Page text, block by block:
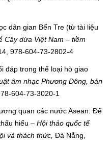
dân gian Bến Tre (từ tài liệu
Cây dừa Việt Nam – tiềm
978-604-73-2802-4
đáp trong thể loại hò giao
âm nhạc Phương Đông, bản
604-73-3020-1
quan các nước Asean: Để
hiểu – Hội thảo quốc tế
và thách thức, Đà Nẵng,